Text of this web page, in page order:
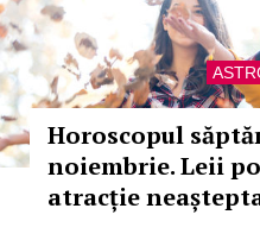
Horoscopul
noiembrie. Leii
atracție